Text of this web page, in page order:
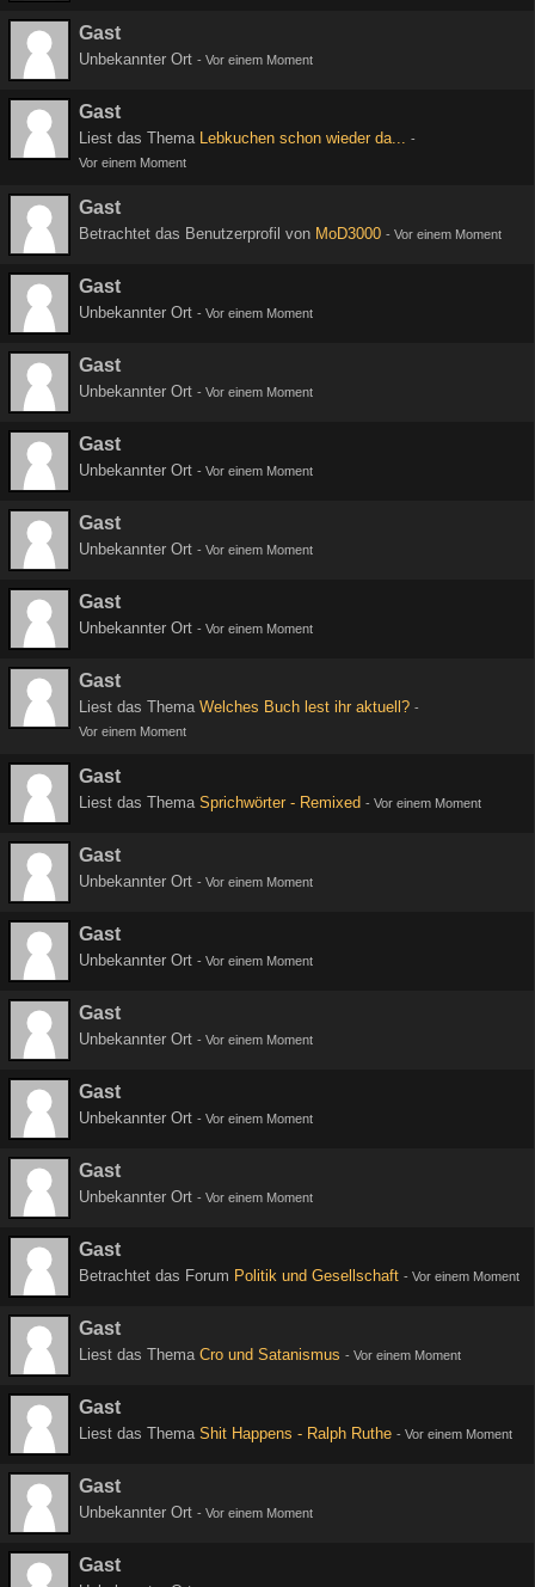
Gast
Unbekannter Ort - Vor einem Moment
Gast
Liest das Thema Lebkuchen schon wieder da... -
Vor einem Moment
Gast
Betrachtet das Benutzerprofil von MoD3000 - Vor einem Moment
Gast
Unbekannter Ort - Vor einem Moment
Gast
Unbekannter Ort - Vor einem Moment
Gast
Unbekannter Ort - Vor einem Moment
Gast
Unbekannter Ort - Vor einem Moment
Gast
Unbekannter Ort - Vor einem Moment
Gast
Liest das Thema Welches Buch lest ihr aktuell? -
Vor einem Moment
Gast
Liest das Thema Sprichwörter - Remixed - Vor einem Moment
Gast
Unbekannter Ort - Vor einem Moment
Gast
Unbekannter Ort - Vor einem Moment
Gast
Unbekannter Ort - Vor einem Moment
Gast
Unbekannter Ort - Vor einem Moment
Gast
Unbekannter Ort - Vor einem Moment
Gast
Betrachtet das Forum Politik und Gesellschaft - Vor einem Moment
Gast
Liest das Thema Cro und Satanismus - Vor einem Moment
Gast
Liest das Thema Shit Happens - Ralph Ruthe - Vor einem Moment
Gast
Unbekannter Ort - Vor einem Moment
Gast